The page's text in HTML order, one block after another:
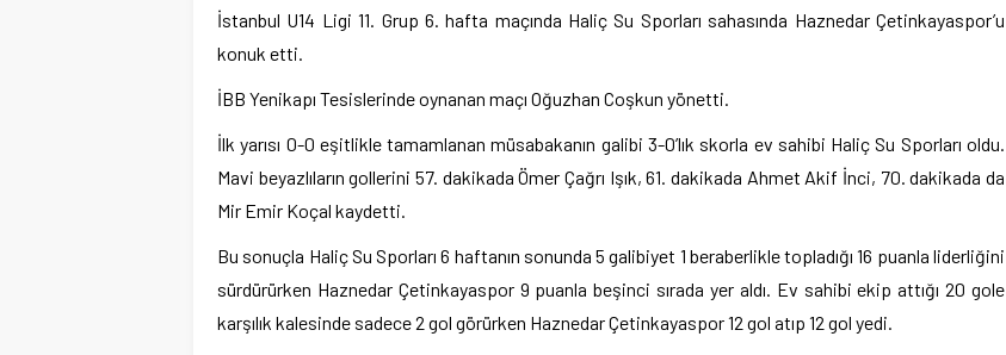
İstanbul U14 Ligi 11. Grup 6. hafta maçında Haliç Su Sporları sahasında Haznedar Çetinkayaspor’u
konuk etti.
İBB Yenikapı Tesislerinde oynanan maçı Oğuzhan Coşkun yönetti.
İlk yarısı 0-0 eşitlikle tamamlanan müsabakanın galibi 3-0’lık skorla ev sahibi Haliç Su Sporları oldu.
Mavi beyazlıların gollerini 57. dakikada Ömer Çağrı Işık, 61. dakikada Ahmet Akif İnci, 70. dakikada da
Mir Emir Koçal kaydetti.
Bu sonuçla Haliç Su Sporları 6 haftanın sonunda 5 galibiyet 1 beraberlikle topladığı 16 puanla liderliğini
sürdürürken Haznedar Çetinkayaspor 9 puanla beşinci sırada yer aldı. Ev sahibi ekip attığı 20 gole
karşılık kalesinde sadece 2 gol görürken Haznedar Çetinkayaspor 12 gol atıp 12 gol yedi.